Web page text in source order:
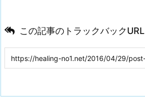
この記事のトラックバックURL